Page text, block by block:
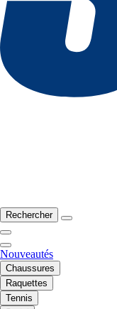
Rechercher
Nouveautés
Chaussures
Raquettes
Tennis